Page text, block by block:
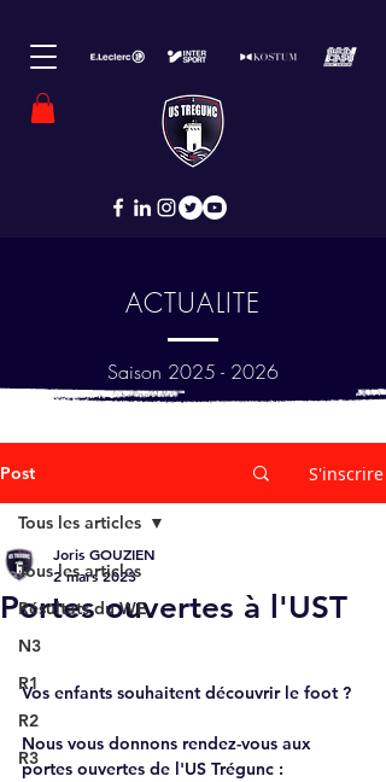
ACTUALITE
Saison 2025 - 2026
Post S'inscrire
Tous les articles
Résultats du WE
N3
R1
R2
R3
Tous les articles
Portes ouvertes à l'UST
Joris GOUZIEN
2 mars 2023
Vos enfants souhaitent découvrir le foot ?
Nous vous donnons rendez-vous aux
portes ouvertes de l'US Trégunc :